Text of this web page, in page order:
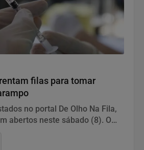
filas para tomar
no portal De Olho Na Fila,
abertos neste sábado (8). O